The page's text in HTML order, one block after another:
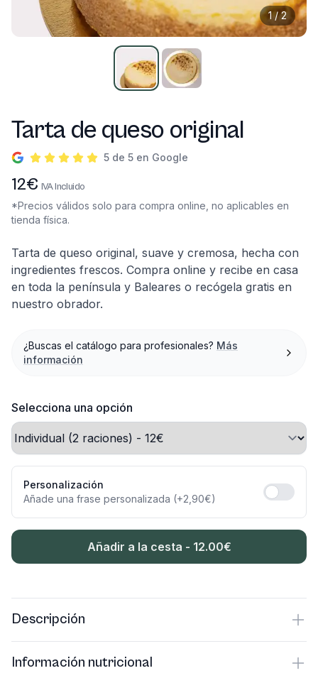
1/2
Tarta de queso original
5 de 5 en Google
Información del producto
12€ IVA Incluido
*Precios válidos solo para compra online, no aplicables en
tienda física.
Descripción
Tarta de queso original, suave y cremosa, hecha con
ingredientes frescos. Compra online y recibe en casa
en toda la península y Baleares o recógela gratis en
nuestro obrador.
¿Buscas el catálogo para profesionales? Más
información
Selecciona una opción
Personalización
Añade una frase personalizada (+2,90€)
Añadir a la cesta - 12.00€
Descripción
Información nutricional